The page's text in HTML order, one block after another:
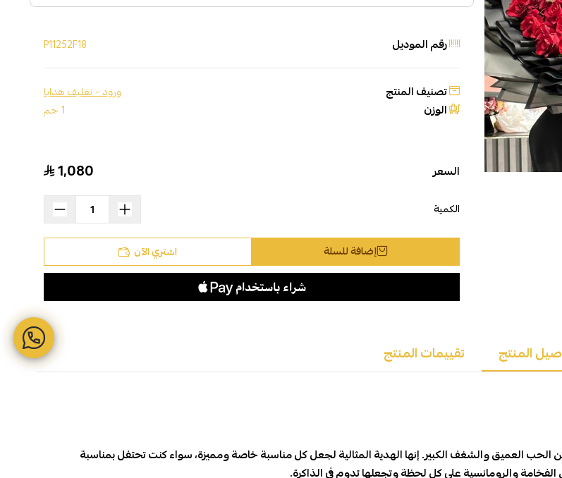
رقم الموديل P11252F18
تصنيف المنتج ورود - تغليف هدايا
الوزن 1 جم
السعر 1,080
الكمية
إضافة للسلة اشتري الآن
المنتج تقييمات المنتج
من 200 وردة حلوة هي التعبير الأمثل عن الحب العميق والشغف الكبير. إنها الهدية المثالية لجعل كل مناسبة خاصة ومميزة، سواء كنت تحتفل بمناسبة
والرومانسية على كل لحظة وتجعلها تدوم في الذاكرة.